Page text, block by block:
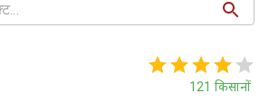
121 किसानों